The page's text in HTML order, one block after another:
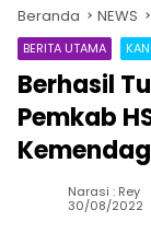
Beranda NEWS
BERITA UTAMA
Berhasil
Pemkab
Narasi : Rey
30/08/2022